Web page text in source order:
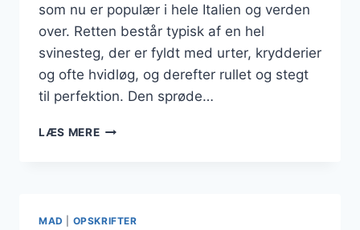
som nu er populær i hele Italien og verden
over. Retten består typisk af en hel
svinesteg, der er fyldt med urter, krydderier
og ofte hvidløg, og derefter rullet og stegt
til perfektion. Den sprøde…
LÆS MEREPORCHETTA
MAD OPSKRIFTER